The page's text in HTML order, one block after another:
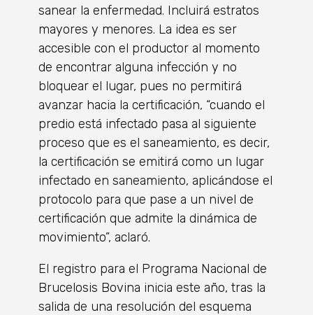
sanear la enfermedad. Incluirá estratos
mayores y menores. La idea es ser
accesible con el productor al momento
de encontrar alguna infección y no
bloquear el lugar, pues no permitirá
avanzar hacia la certificación, “cuando el
predio está infectado pasa al siguiente
proceso que es el saneamiento, es decir,
la certificación se emitirá como un lugar
infectado en saneamiento, aplicándose el
protocolo para que pase a un nivel de
certificación que admite la dinámica de
movimiento”, aclaró.
El registro para el Programa Nacional de
Brucelosis Bovina inicia este año, tras la
salida de una resolución del esquema